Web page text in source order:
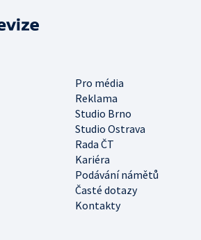
Pro média
Reklama
Studio Brno
Studio Ostrava
Rada ČT
Kariéra
Podávání námětů
Časté dotazy
Kontakty